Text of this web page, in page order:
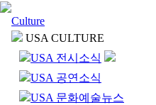
Culture
USA CULTURE
USA 전시소식
USA 공연소식
USA 문화예술뉴스